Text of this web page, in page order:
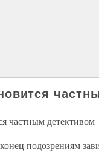
частным детективом
подозрениям